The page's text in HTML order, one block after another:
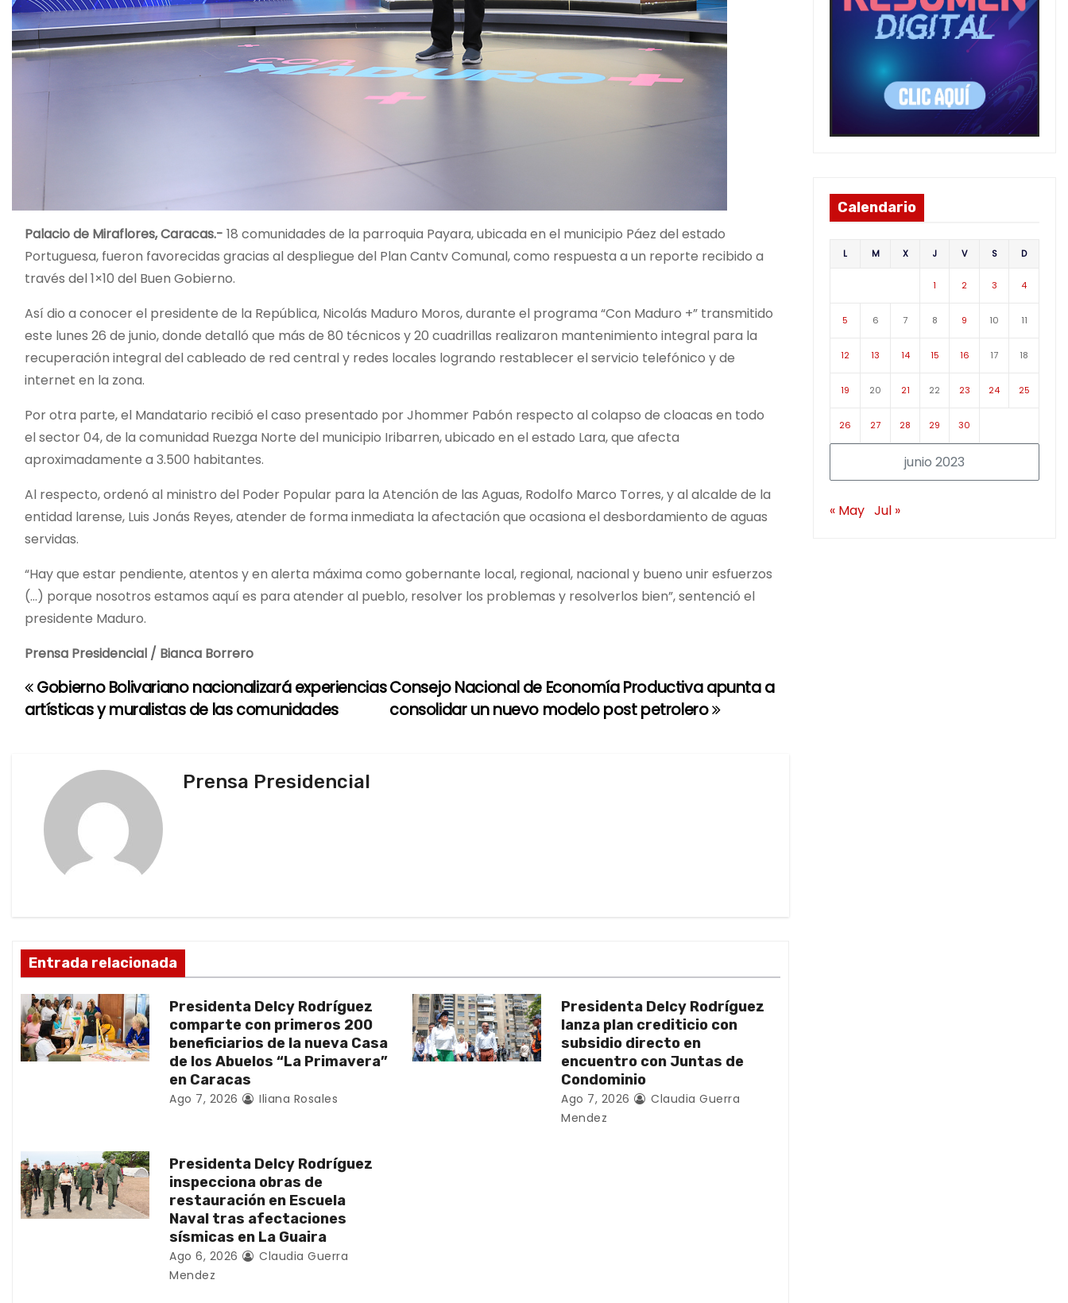
Palacio de Miraflores, Caracas.- 18 comunidades de la parroquia Payara, ubicada en el municipio Páez del estado
Portuguesa, fueron favorecidas gracias al despliegue del Plan Cantv Comunal, como respuesta a un reporte recibido a
través del 1×10 del Buen Gobierno.
Así dio a conocer el presidente de la República, Nicolás Maduro Moros, durante el programa “Con Maduro +” transmitido
este lunes 26 de junio, donde detalló que más de 80 técnicos y 20 cuadrillas realizaron mantenimiento integral para la
recuperación integral del cableado de red central y redes locales logrando restablecer el servicio telefónico y de
internet en la zona.
Por otra parte, el Mandatario recibió el caso presentado por Jhommer Pabón respecto al colapso de cloacas en todo
el sector 04, de la comunidad Ruezga Norte del municipio Iribarren, ubicado en el estado Lara, que afecta
aproximadamente a 3.500 habitantes.
Al respecto, ordenó al ministro del Poder Popular para la Atención de las Aguas, Rodolfo Marco Torres, y al alcalde de la
entidad larense, Luis Jonás Reyes, atender de forma inmediata la afectación que ocasiona el desbordamiento de aguas
servidas.
“Hay que estar pendiente, atentos y en alerta máxima como gobernante local, regional, nacional y bueno unir esfuerzos
(…) porque nosotros estamos aquí es para atender al pueblo, resolver los problemas y resolverlos bien”, sentenció el
presidente Maduro.
Prensa Presidencial / Bianca Borrero
N
ó
n
d
e
t
r
a
Consejo Nacional de Economía Productiva apunta a
consolidar un nuevo modelo post petrolero
Gobierno Bolivariano nacionalizará experiencias
artísticas y muralistas de las comunidades
Prensa Presidencial
Entrada relacionada
Presidenta Delcy Rodríguez
comparte con primeros 200
beneficiarios de la nueva Casa
de los Abuelos “La Primavera”
en Caracas
Ago 7, 2026 Iliana Rosales
Presidenta Delcy Rodríguez
lanza plan crediticio con
subsidio directo en
encuentro con Juntas de
Condominio
Ago 7, 2026
Claudia Guerra
Mendez
Presidenta Delcy Rodríguez
inspecciona obras de
restauración en Escuela
Naval tras afectaciones
sísmicas en La Guaira
Ago 6, 2026
Claudia Guerra
Mendez
Calendario
junio 2023
L M X J V S D
1 2 3 4
5 6 7 8 9 10 11
12 13 14 15 16 17 18
19 20 21 22 23 24 25
26 27 28 29 30
« May Jul »